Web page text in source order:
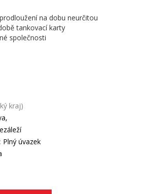
na dobu neurčitou
tankovací karty
společnosti
kraj)
Plný úvazek